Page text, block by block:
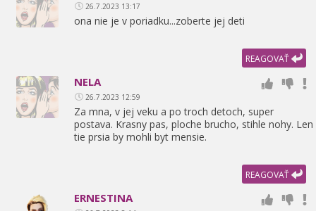
26.7.2023 13:17
ona nie je v poriadku...zoberte jej deti
REAGOVAŤ
NELA
26.7.2023 12:59
Za mna, v jej veku a po troch detoch, super
postava. Krasny pas, ploche brucho, stihle nohy. Len
tie prsia by mohli byt mensie.
REAGOVAŤ
ERNESTINA